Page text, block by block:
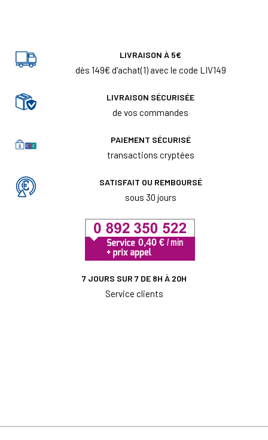
LIVRAISON À 5€
dès 149€ d'achat(1) avec le code LIV149
LIVRAISON SÉCURISÉE
de vos commandes
PAIEMENT SÉCURISÉ
transactions cryptées
SATISFAIT OU REMBOURSÉ
sous 30 jours
7 JOURS SUR 7 DE 8H À 20H
Service clients